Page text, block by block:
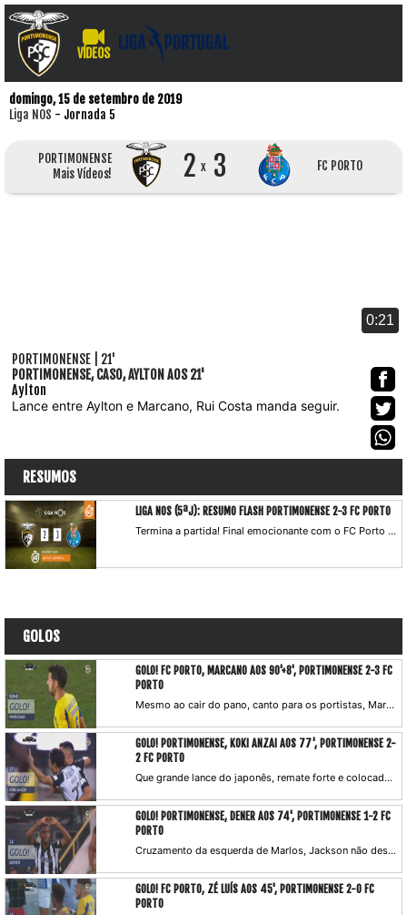
VÍDEOS
domingo, 15 de setembro de 2019
Liga NOS - Jornada 5
PORTIMONENSE
Mais Vídeos!
2 x 3 FC PORTO
0:21
PORTIMONENSE | 21'
PORTIMONENSE, CASO, AYLTON AOS 21'
Aylton
Lance entre Aylton e Marcano, Rui Costa manda seguir.
RESUMOS
LIGA NOS (5ªJ): RESUMO FLASH PORTIMONENSE 2-3 FC PORTO
Termina a partida! Final emocionante com o FC Porto a conseguir o triunfo por 3-2 já nos descontos e a garantir os três pontos no terreno do Portimonense. Depois dos golos de Alex Telles (25 g.p.) e Zé Luís (45') na 1.ª parte, Dener (74') e Anzai (77') ainda repuseram a igualdade. Contudo, um golo de Marcano aos 98' deram o triunfo à equipa de Sérgio Conceição.
GOLOS
GOLO! FC PORTO, MARCANO AOS 90'+8', PORTIMONENSE 2-3 FC
PORTO
Mesmo ao cair do pano, canto para os portistas, Marcano aparece a cabecear à vontade para o fundo das redes de Ricardo Ferreira.
GOLO! PORTIMONENSE, KOKI ANZAI AOS 77', PORTIMONENSE 2-
2 FC PORTO
Que grande lance do japonês, remate forte e colocado a bater Marchesín e a empatar a partida.
GOLO! PORTIMONENSE, DENER AOS 74', PORTIMONENSE 1-2 FC
PORTO
Cruzamento da esquerda de Marlos, Jackson não desvia. A jogada prossegue, novamente bola na área para um golpe certeiro de cabeça de Dener, a reduzir para os algarvios. Rui Costa faz um compasso de espera para confirmar com o VAR e valida o tento.
GOLO! FC PORTO, ZÉ LUÍS AOS 45', PORTIMONENSE 2-0 FC
PORTO